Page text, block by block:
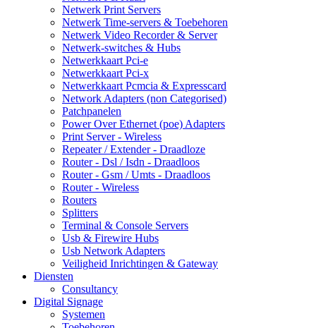
Netwerk Print Servers
Netwerk Time-servers & Toebehoren
Netwerk Video Recorder & Server
Netwerk-switches & Hubs
Netwerkkaart Pci-e
Netwerkkaart Pci-x
Netwerkkaart Pcmcia & Expresscard
Network Adapters (non Categorised)
Patchpanelen
Power Over Ethernet (poe) Adapters
Print Server - Wireless
Repeater / Extender - Draadloze
Router - Dsl / Isdn - Draadloos
Router - Gsm / Umts - Draadloos
Router - Wireless
Routers
Splitters
Terminal & Console Servers
Usb & Firewire Hubs
Usb Network Adapters
Veiligheid Inrichtingen & Gateway
Diensten
Consultancy
Digital Signage
Systemen